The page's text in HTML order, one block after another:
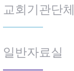
교회기관단
일반자료실